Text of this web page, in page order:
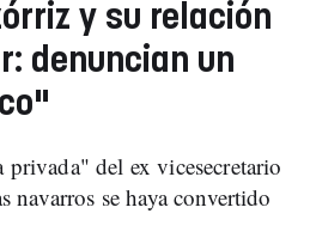
y su relación
denuncian un
del ex vicesecretario
navarros se haya convertido